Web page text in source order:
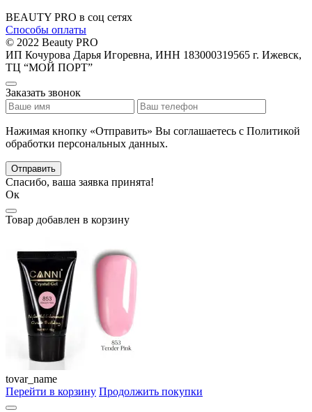
BEAUTY PRO в соц сетях
Способы оплаты
© 2022 Beauty PRO
ИП Кочурова Дарья Игоревна, ИНН 183000319565 г. Ижевск,
ТЦ “МОЙ ПОРТ”
Заказать звонок
Нажимая кнопку «Отправить» Вы соглашаетесь с Политикой
обработки персональных данных.
Отправить
Спасибо, ваша заявка принята!
Ок
Товар добавлен в корзину
tovar_name
Перейти в корзину Продолжить покупки